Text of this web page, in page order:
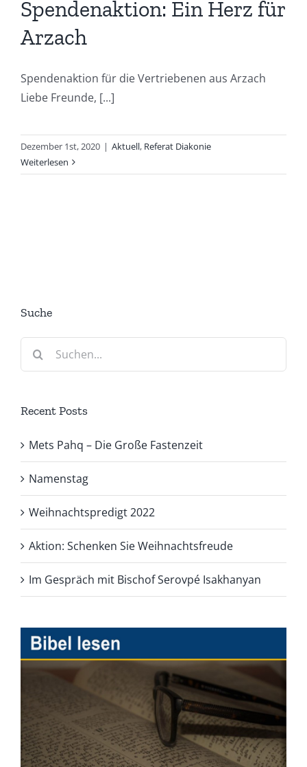
Spendenaktion: Ein Herz für
Arzach
Spendenaktion für die Vertriebenen aus Arzach
Liebe Freunde, [...]
Dezember 1st, 2020 | Aktuell, Referat Diakonie
Weiterlesen
Suche
Suche
Recent Posts
Mets Pahq – Die Große Fastenzeit
Namenstag
Weihnachtspredigt 2022
Aktion: Schenken Sie Weihnachtsfreude
Im Gespräch mit Bischof Serovpé Isakhanyan